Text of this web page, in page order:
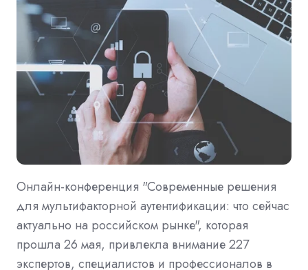
Онлайн-конференция "Современные решения
для мультифакторной аутентификации: что сейчас
актуально на российском рынке", которая
прошла 26 мая, привлекла внимание 227
экспертов, специалистов и профессионалов в